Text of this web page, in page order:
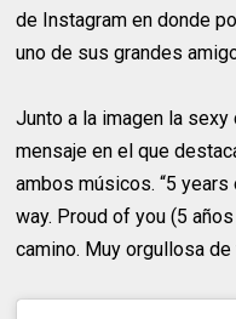
de Instagram en donde
uno de sus grandes
Junto a la imagen la
mensaje en el que
ambos músicos. “5
way. Proud of you (5
camino. Muy orgullosa de